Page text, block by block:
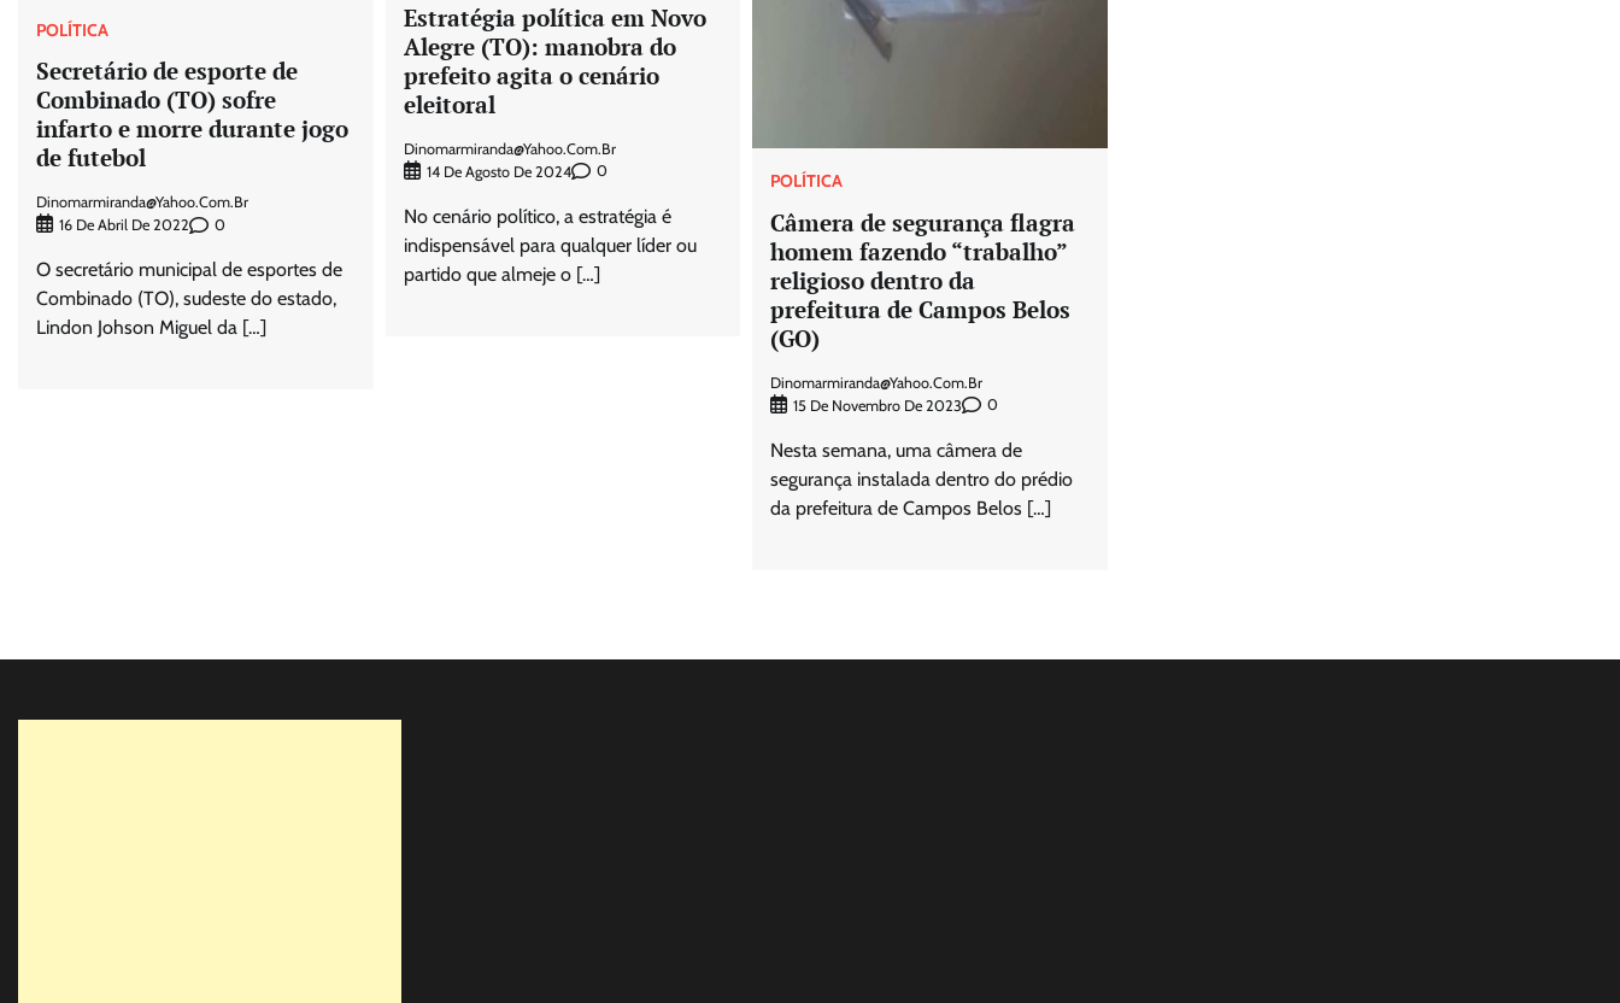
POLÍTICA
Secretário de esporte de
Combinado (TO) sofre
infarto e morre durante jogo
de futebol
Dinomarmiranda@yahoo.com.br
16 De Abril De 2022
0
O secretário municipal de esportes de
Combinado (TO), sudeste do estado,
Lindon Johson Miguel da […]
Estratégia política em Novo
Alegre (TO): manobra do
prefeito agita o cenário
eleitoral
Dinomarmiranda@yahoo.com.br
14 De Agosto De 2024
0
No cenário político, a estratégia é
indispensável para qualquer líder ou
partido que almeje o […]
POLÍTICA
Câmera de segurança flagra
homem fazendo “trabalho”
religioso dentro da
prefeitura de Campos Belos
(GO)
Dinomarmiranda@yahoo.com.br
15 De Novembro De 2023
0
Nesta semana, uma câmera de
segurança instalada dentro do prédio
da prefeitura de Campos Belos […]